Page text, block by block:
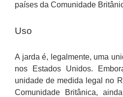
países da Comunidade
Uso
A jarda é, legalmente, uma
nos Estados Unidos.
unidade de medida legal no
Comunidade Britânica,